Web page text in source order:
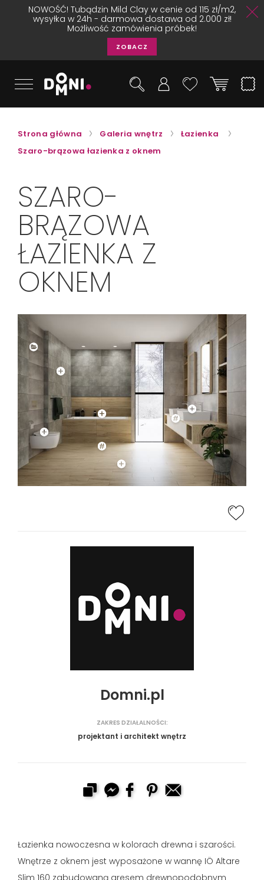
NOWOŚĆ! Tubądzin Mild Clay w cenie od 115 zł/m2,
wysyłka w 24h - darmowa dostawa od 2.000 zł!
Możliwość zamówienia próbek!
ZOBACZ
Strona główna Galeria wnętrz
Łazienka
Szaro-brązowa łazienka z oknem
SZARO-
BRĄZOWA
ŁAZIENKA Z
OKNEM
Domni.pl
ZAKRES DZIAŁALNOŚCI:
projektant i architekt wnętrz
Łazienka nowoczesna w kolorach drewna i szarości.
Wnętrze z oknem jest wyposażone w wannę IÖ Altare
Slim 160 zabudowaną gresem drewnopodobnym